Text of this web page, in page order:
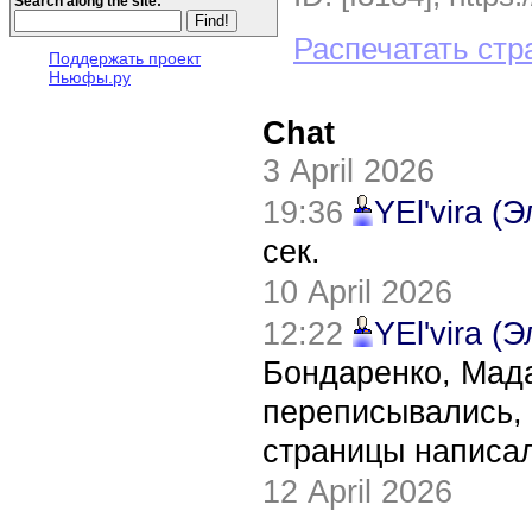
Поддержать проект
Ньюфы.ру
Распечатать
Chat
3 April 2026
19:36
YEl'vira
сек.
10 April 2026
12:22
YEl'vira
Бондаренко,
страницы
12 April 2026